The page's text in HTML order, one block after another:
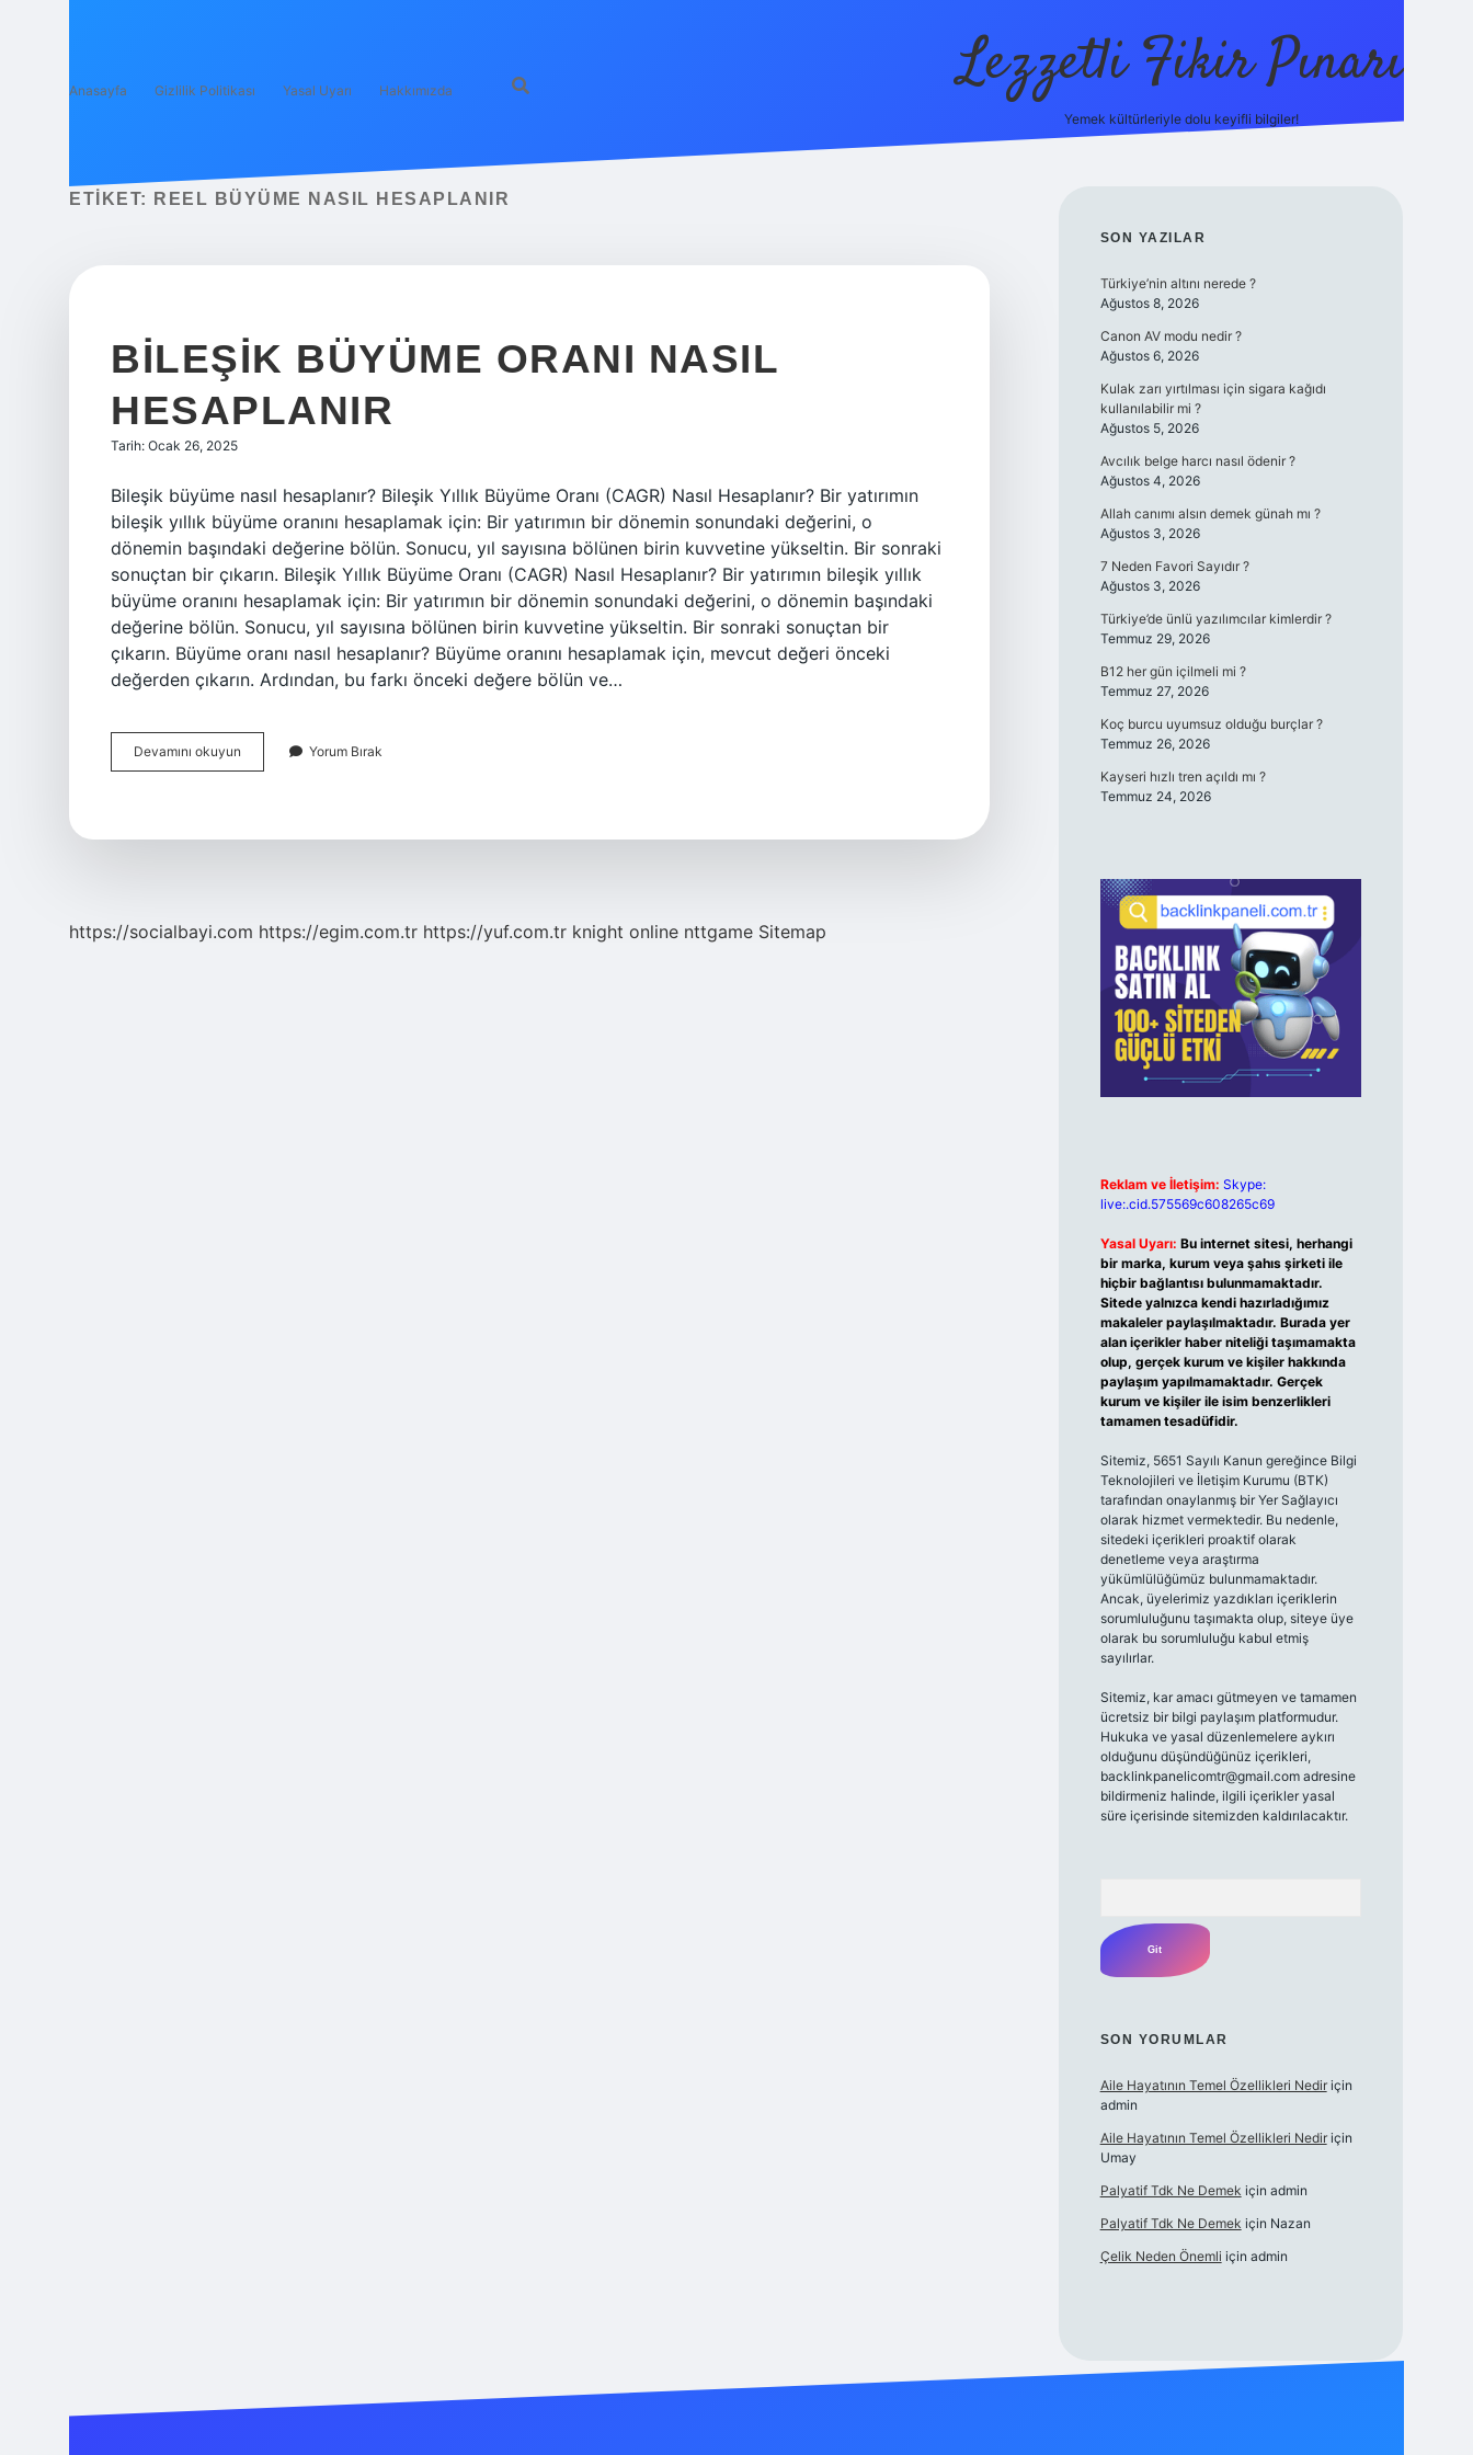
Anasayfa Gizlilik Politikası Yasal Uyarı Hakkımızda Lezzetli Fikir Pınarı
Yemek kültürleriyle dolu keyifli bilgiler!
ETIKET: REEL BÜYÜME NASIL HESAPLANIR
BILEŞIK BÜYÜME ORANI NASIL
HESAPLANIR
Tarih: Ocak 26, 2025
Bileşik büyüme nasıl hesaplanır? Bileşik Yıllık Büyüme Oranı (CAGR) Nasıl Hesaplanır? Bir yatırımın
bileşik yıllık büyüme oranını hesaplamak için: Bir yatırımın bir dönemin sonundaki değerini, o
dönemin başındaki değerine bölün. Sonucu, yıl sayısına bölünen birin kuvvetine yükseltin. Bir sonraki
sonuçtan bir çıkarın. Bileşik Yıllık Büyüme Oranı (CAGR) Nasıl Hesaplanır? Bir yatırımın bileşik yıllık
büyüme oranını hesaplamak için: Bir yatırımın bir dönemin sonundaki değerini, o dönemin başındaki
değerine bölün. Sonucu, yıl sayısına bölünen birin kuvvetine yükseltin. Bir sonraki sonuçtan bir
çıkarın. Büyüme oranı nasıl hesaplanır? Büyüme oranını hesaplamak için, mevcut değeri önceki
değerden çıkarın. Ardından, bu farkı önceki değere bölün ve…
Devamını okuyun
Büyüme
Yorum Bırak
https://socialbayi.com https://egim.com.tr https://yuf.com.tr knight online nttgame Sitemap
SIDEBAR
SON YAZILAR
Türkiye’nin altını nerede ?
Ağustos 8, 2026
Canon AV modu nedir ?
Ağustos 6, 2026
Kulak zarı yırtılması için sigara kağıdı
kullanılabilir mi ?
Ağustos 5, 2026
Avcılık belge harcı nasıl ödenir ?
Ağustos 4, 2026
Allah canımı alsın demek günah mı ?
Ağustos 3, 2026
7 Neden Favori Sayıdır ?
Ağustos 3, 2026
Türkiye’de ünlü yazılımcılar kimlerdir ?
Temmuz 29, 2026
B12 her gün içilmeli mi ?
Temmuz 27, 2026
Koç burcu uyumsuz olduğu burçlar ?
Temmuz 26, 2026
Kayseri hızlı tren açıldı mı ?
Temmuz 24, 2026
Reklam ve İletişim: Skype:
live:.cid.575569c608265c69
Yasal Uyarı: Bu internet sitesi, herhangi
bir marka, kurum veya şahıs şirketi ile
hiçbir bağlantısı bulunmamaktadır.
Sitede yalnızca kendi hazırladığımız
makaleler paylaşılmaktadır. Burada yer
alan içerikler haber niteliği taşımamakta
olup, gerçek kurum ve kişiler hakkında
paylaşım yapılmamaktadır. Gerçek
kurum ve kişiler ile isim benzerlikleri
tamamen tesadüfidir.
Sitemiz, 5651 Sayılı Kanun gereğince Bilgi
Teknolojileri ve İletişim Kurumu (BTK)
tarafından onaylanmış bir Yer Sağlayıcı
olarak hizmet vermektedir. Bu nedenle,
sitedeki içerikleri proaktif olarak
denetleme veya araştırma
yükümlülüğümüz bulunmamaktadır.
Ancak, üyelerimiz yazdıkları içeriklerin
sorumluluğunu taşımakta olup, siteye üye
olarak bu sorumluluğu kabul etmiş
sayılırlar.
Sitemiz, kar amacı gütmeyen ve tamamen
ücretsiz bir bilgi paylaşım platformudur.
Hukuka ve yasal düzenlemelere aykırı
olduğunu düşündüğünüz içerikleri,
backlinkpanelicomtr@gmail.comadresine
bildirmeniz halinde, ilgili içerikler yasal
süre içerisinde sitemizden kaldırılacaktır.
SON YORUMLAR
Aile Hayatının Temel Özellikleri Nediriçin
admin
Aile Hayatının Temel Özellikleri Nediriçin
Umay
Palyatif Tdk Ne Demek için admin
Palyatif Tdk Ne Demek için Nazan
Çelik Neden Önemli için admin